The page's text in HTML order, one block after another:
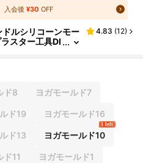
入会後 ¥30 OFF
ルシリコーンモー
スター工具DI
4.83 (12)
ド8 ヨガモールド7
ド19 ヨガモールド16
ド13 ヨガモールド10
1 left
ド11 ヨガモールド1